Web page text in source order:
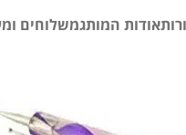
אודות המותגמשלוחים